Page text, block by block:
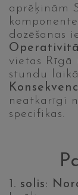
aprēķinām
dozēšanas
vietas Rīgā
stundu
neatkarīgi
specifikas.
1. solis: